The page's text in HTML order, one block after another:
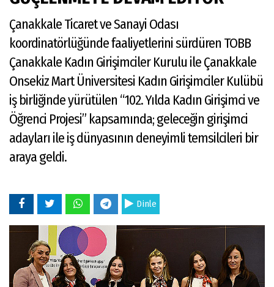
Çanakkale Ticaret ve Sanayi Odası
koordinatörlüğünde faaliyetlerini sürdüren TOBB
Çanakkale Kadın Girişimciler Kurulu ile Çanakkale
Onsekiz Mart Üniversitesi Kadın Girişimciler Kulübü
iş birliğinde yürütülen “102. Yılda Kadın Girişimci ve
Öğrenci Projesi” kapsamında; geleceğin girişimci
adayları ile iş dünyasının deneyimli temsilcileri bir
araya geldi.
Dinle